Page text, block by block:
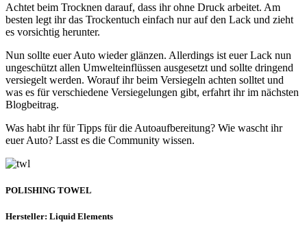
Achtet beim Trocknen darauf, dass ihr ohne Druck arbeitet. Am
besten legt ihr das Trockentuch einfach nur auf den Lack und zieht
es vorsichtig herunter.
Nun sollte euer Auto wieder glänzen. Allerdings ist euer Lack nun
ungeschützt allen Umwelteinflüssen ausgesetzt und sollte dringend
versiegelt werden. Worauf ihr beim Versiegeln achten solltet und
was es für verschiedene Versiegelungen gibt, erfahrt ihr im nächsten
Blogbeitrag.
Was habt ihr für Tipps für die Autoaufbereitung? Wie wascht ihr
euer Auto? Lasst es die Community wissen.
POLISHING TOWEL
Hersteller: Liquid Elements